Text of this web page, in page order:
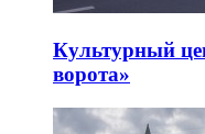
Культурный
ворота»